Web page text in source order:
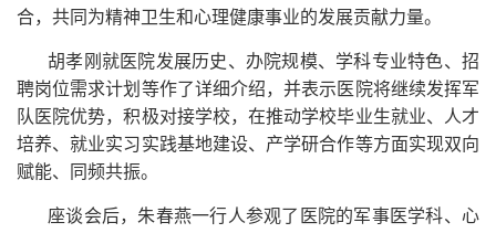
合，共同为精神卫生和心理健康事业的发展贡献力量。
胡孝刚就医院发展历史、办院规模、学科专业特色、招
聘岗位需求计划等作了详细介绍，并表示医院将继续发挥军
队医院优势，积极对接学校，在推动学校毕业生就业、人才
培养、就业实习实践基地建设、产学研合作等方面实现双向
赋能、同频共振。
座谈会后，朱春燕一行人参观了医院的军事医学科、心